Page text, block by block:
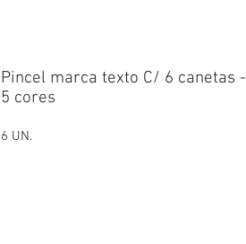
Pincel marca texto C/ 6 canetas -
5 cores
6 UN.